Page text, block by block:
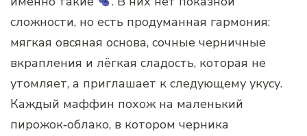
сложности, но есть продуманная гармония:
мягкая овсяная основа, сочные черничные
вкрапления и лёгкая сладость, которая не
утомляет, а приглашает к следующему укусу.
Каждый маффин похож на маленький
пирожок‑облако, в котором черника